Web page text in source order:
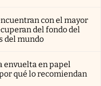
con el mayor
del fondo del
del mundo
envuelta en papel
qué lo recomiendan